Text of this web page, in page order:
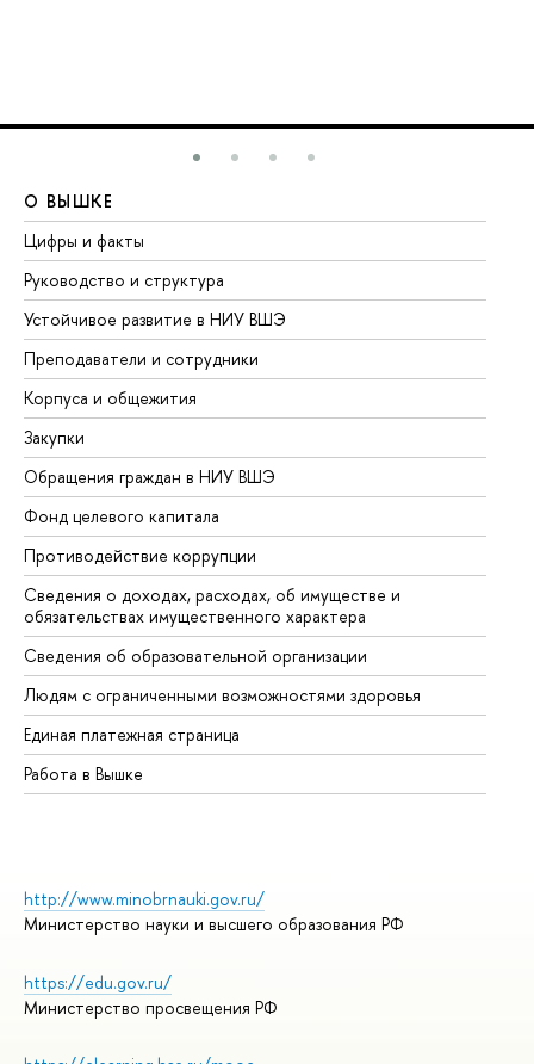
О ВЫШКЕ
Цифры и факты
Руководство и структура
Устойчивое развитие в НИУ ВШЭ
Преподаватели и сотрудники
Корпуса и общежития
Закупки
Обращения граждан в НИУ ВШЭ
Фонд целевого капитала
Противодействие коррупции
Сведения о доходах, расходах, об имуществе и
обязательствах имущественного характера
Сведения об образовательной организации
Людям с ограниченными возможностями здоровья
Единая платежная страница
Работа в Вышке
http://www.minobrnauki.gov.ru/
Министерство науки и высшего образования РФ
https://edu.gov.ru/
Министерство просвещения РФ